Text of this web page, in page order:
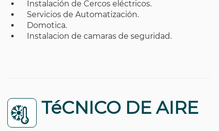
Instalación de Cercos eléctricos.
Servicios de Automatización.
Domotica.
Instalacion de camaras de seguridad.
TéCNICO DE AIRE